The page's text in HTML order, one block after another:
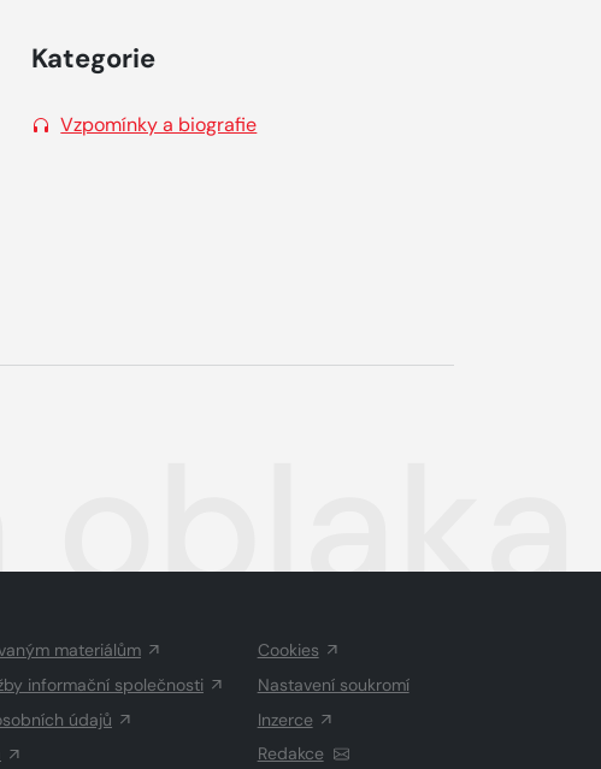
Kategorie
Vzpomínky a biografie
oblaka
materiálům
informační společnosti
údajů
Cookies
Nastavení soukromí
Inzerce
Redakce